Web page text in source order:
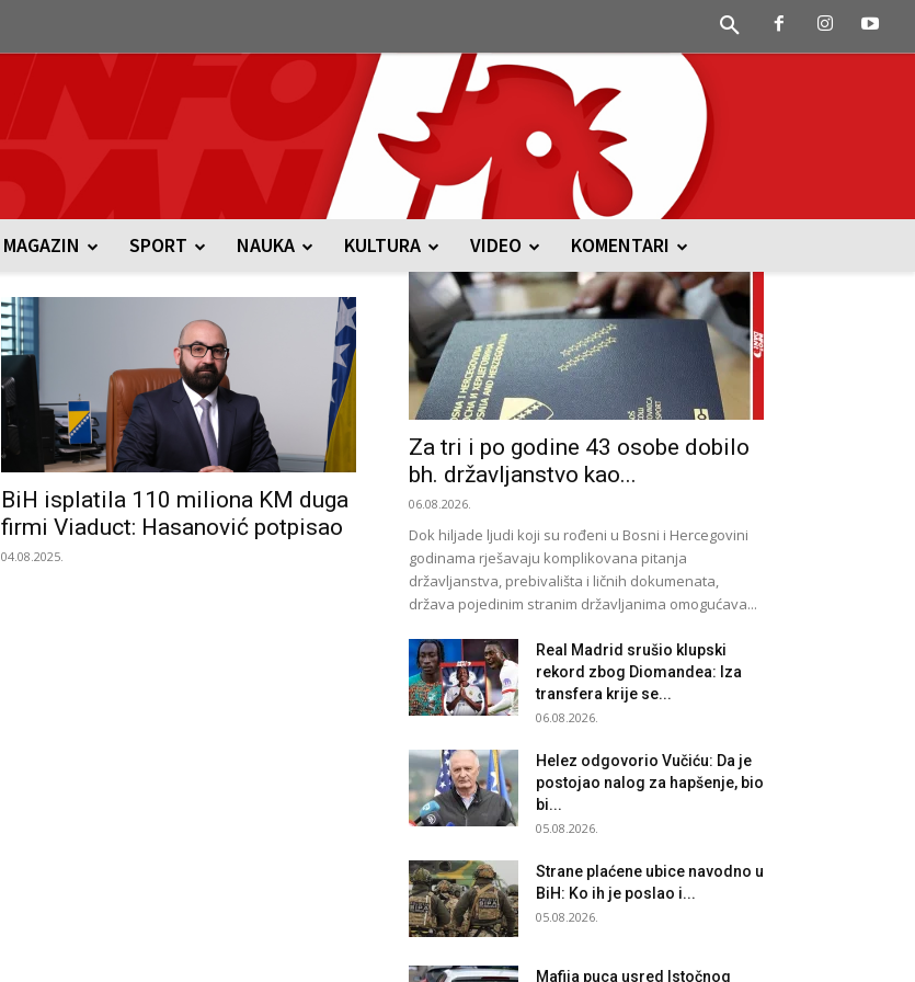
MAGAZIN SPORT NAUKA KULTURA VIDEO KOMENTARI
BiH isplatila 110 miliona KM duga
firmi Viaduct: Hasanović potpisao
04.08.2025.
Za tri i po godine 43 osobe dobilo
bh. državljanstvo kao...
06.08.2026.
Dok hiljade ljudi koji su rođeni u Bosni i Hercegovini
godinama rješavaju komplikovana pitanja
državljanstva, prebivališta i ličnih dokumenata,
država pojedinim stranim državljanima omogućava...
Real Madrid srušio klupski
rekord zbog Diomandea: Iza
transfera krije se...
06.08.2026.
Helez odgovorio Vučiću: Da je
postojao nalog za hapšenje, bio
bi...
05.08.2026.
Strane plaćene ubice navodno u
BiH: Ko ih je poslao i...
05.08.2026.
Mafija puca usred Istočnog